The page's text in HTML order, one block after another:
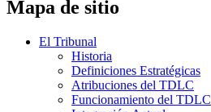
Mapa de sitio
El Tribunal
Historia
Definiciones Estratégicas
Atribuciones del TDLC
Funcionamiento del TDLC